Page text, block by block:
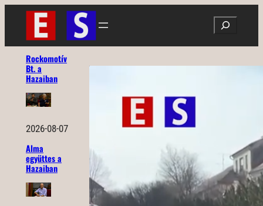
Ugrás
tartalomhoz
Search
Rockomotív
Bt. a
Hazaiban
2026-08-07
Alma
együttes a
Hazaiban